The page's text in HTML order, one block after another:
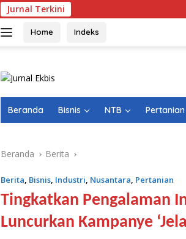
Jurnal Terkini
Home Indeks
Beranda Bisnis NTB Pertanian
Beranda Berita
Berita, Bisnis, Industri, Nusantara, Pertanian
Tingkatkan Pengalaman
Luncurkan Kampanye